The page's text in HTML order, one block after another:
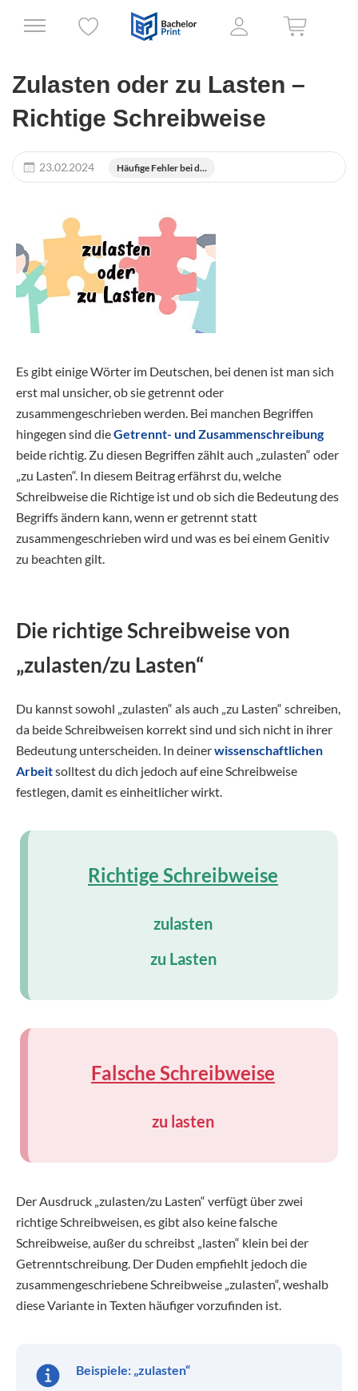
Zulasten oder zu Lasten –
Richtige Schreibweise
23.02.2024 Häufige Fehler bei d...
Es gibt einige Wörter im Deutschen, bei denen ist man sich
erst mal unsicher, ob sie getrennt oder
zusammengeschrieben werden. Bei manchen Begriffen
hingegen sind dieGetrennt- und Zusammenschreibung
beide richtig. Zu diesen Begriffen zählt auch „zulasten“ oder
„zu Lasten“. In diesem Beitrag erfährst du, welche
Schreibweise die Richtige ist und ob sich die Bedeutung des
Begriffs ändern kann, wenn er getrennt statt
zusammengeschrieben wird und was es bei einem Genitiv
zu beachten gilt.
Die richtige Schreibweise von
„zulasten/zu Lasten“
Du kannst sowohl „zulasten“ als auch „zu Lasten“ schreiben,
da beide Schreibweisen korrekt sind und sich nicht in ihrer
Bedeutung unterscheiden. In deinerwissenschaftlichen
Arbeitsolltest du dich jedoch auf eine Schreibweise
festlegen, damit es einheitlicher wirkt.
Richtige Schreibweise
zulasten
zu Lasten
Falsche Schreibweise
zu lasten
Der Ausdruck „zulasten/zu Lasten“ verfügt über zwei
richtige Schreibweisen, es gibt also keine falsche
Schreibweise, außer du schreibst „lasten“ klein bei der
Getrenntschreibung. Der Duden empfiehlt jedoch die
zusammengeschriebene Schreibweise „zulasten“, weshalb
diese Variante in Texten häufiger vorzufinden ist.
Beispiele: „zulasten“